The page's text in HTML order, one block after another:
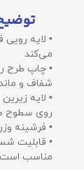
• لایه
می‌کند
• چاپ طرح
شفاف و
• لایه
روی سطوح
• فرشینه
• قابلیت
مناسب است